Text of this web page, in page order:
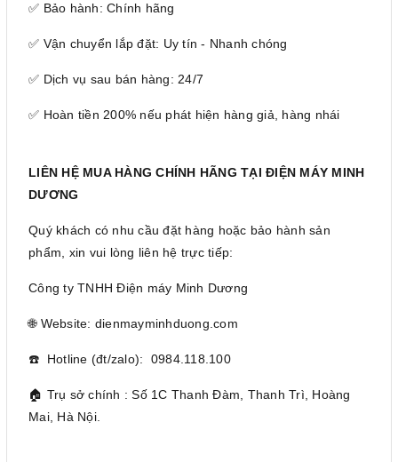
✅ Bảo hành: Chính hãng
✅ Vận chuyển lắp đặt: Uy tín - Nhanh chóng
✅ Dịch vụ sau bán hàng: 24/7
✅ Hoàn tiền 200% nếu phát hiện hàng giả, hàng nhái
LIÊN HỆ MUA HÀNG CHÍNH HÃNG TẠI ĐIỆN MÁY MINH
DƯƠNG
Quý khách có nhu cầu đặt hàng hoặc bảo hành sản
phẩm, xin vui lòng liên hệ trực tiếp:
Công ty TNHH Điện máy Minh Dương
🌐 Website: dienmayminhduong.com
☎️ Hotline (đt/zalo): 0984.118.100
🏠 Trụ sở chính : Số 1C Thanh Đàm, Thanh Trì, Hoàng
Mai, Hà Nội.